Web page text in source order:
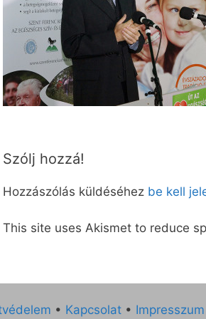
Szólj hozzá!
Hozzászólás küldéséhez be kell
This site uses Akismet to reduce
• Kapcsolat • Impresszum